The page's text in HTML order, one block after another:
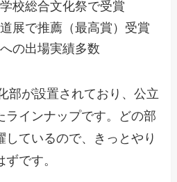
校総合文化祭で受賞
展で推薦（最高賞）受賞
の出場実績多数
部が設置されており、公立
ラインナップです。どの部
ているので、きっとやり
です。